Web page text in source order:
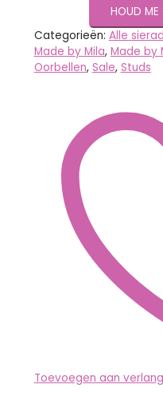
Categorieën: Alle
Made by Mila, Made by
Oorbellen, Sale, Studs
Toevoegen aan